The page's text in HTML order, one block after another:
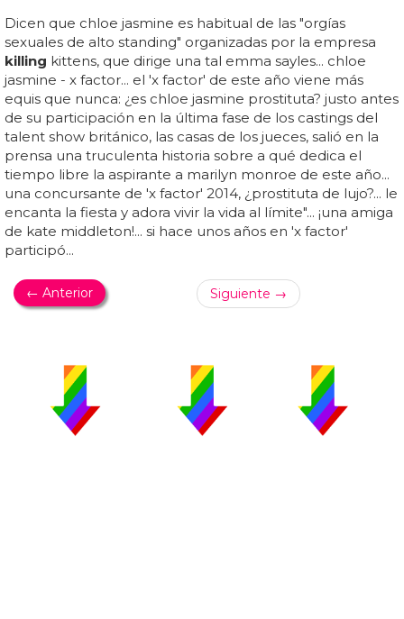
Dicen que chloe jasmine es habitual de las "orgías
sexuales de alto standing" organizadas por la empresa
killing kittens, que dirige una tal emma sayles... chloe
jasmine - x factor... el 'x factor' de este año viene más
equis que nunca: ¿es chloe jasmine prostituta? justo antes
de su participación en la última fase de los castings del
talent show británico, las casas de los jueces, salió en la
prensa una truculenta historia sobre a qué dedica el
tiempo libre la aspirante a marilyn monroe de este año...
una concursante de 'x factor' 2014, ¿prostituta de lujo?... le
encanta la fiesta y adora vivir la vida al límite"... ¡una amiga
de kate middleton!... si hace unos años en 'x factor'
participó...
← Anterior Siguiente →